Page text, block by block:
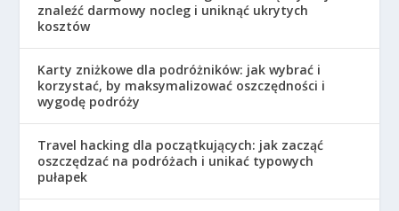
znaleźć darmowy nocleg i uniknąć ukrytych
kosztów
Karty zniżkowe dla podróżników: jak wybrać i
korzystać, by maksymalizować oszczędności i
wygodę podróży
Travel hacking dla początkujących: jak zacząć
oszczędzać na podróżach i unikać typowych
pułapek